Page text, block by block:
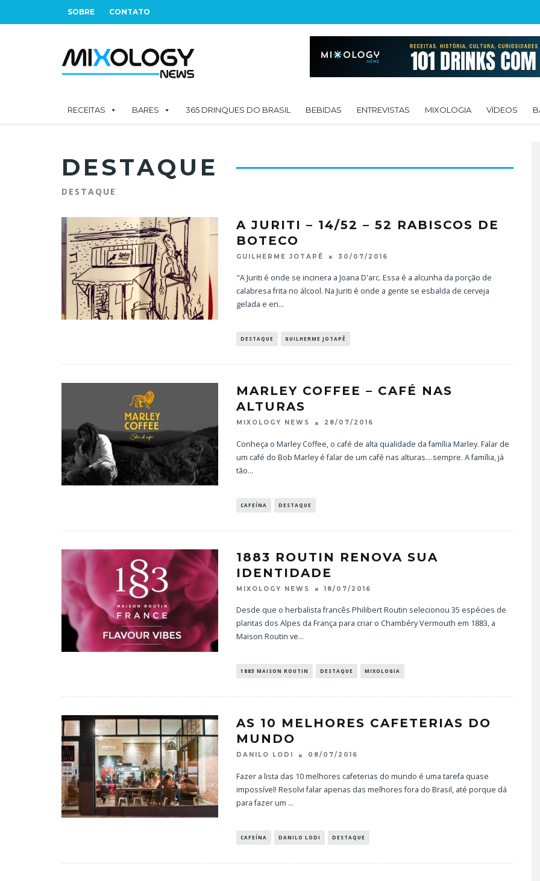
SOBRE CONTATO
RECEITAS BARES 365 DRINQUES DO BRASIL BEBIDAS ENTREVISTAS MIXOLOGIA VÍDEOS
DESTAQUE
DESTAQUE
A JURITI – 14/52 – 52 RABISCOS DE
BOTECO
GUILHERME JOTAPÊ 30/07/2016
"A Juriti é onde se incinera a Joana D'arc. Essa é a alcunha da porção de
calabresa frita no álcool. Na Juriti é onde a gente se esbalda de cerveja
gelada e en...
DESTAQUE GUILHERME JOTAPÊ
MARLEY COFFEE – CAFÉ NAS
ALTURAS
MIXOLOGY NEWS 28/07/2016
Conheça o Marley Coffee, o café de alta qualidade da família Marley. Falar de
um café do Bob Marley é falar de um café nas alturas....sempre. A família, já
tão...
CAFEÍNA DESTAQUE
1883 ROUTIN RENOVA SUA
IDENTIDADE
MIXOLOGY NEWS 18/07/2016
Desde que o herbalista francês Philibert Routin selecionou 35 espécies de
plantas dos Alpes da França para criar o Chambéry Vermouth em 1883, a
Maison Routin ve...
1883 MAISON ROUTIN DESTAQUE MIXOLOGIA
AS 10 MELHORES CAFETERIAS DO
MUNDO
DANILO LODI 08/07/2016
Fazer a lista das 10 melhores cafeterias do mundo é uma tarefa quase
impossível! Resolvi falar apenas das melhores fora do Brasil, até porque dá
para fazer um ...
CAFEÍNA DANILO LODI DESTAQUE